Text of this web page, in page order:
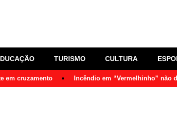
TURISMO CULTURA
em cruzamento Incêndio em “Vermelhinho” não